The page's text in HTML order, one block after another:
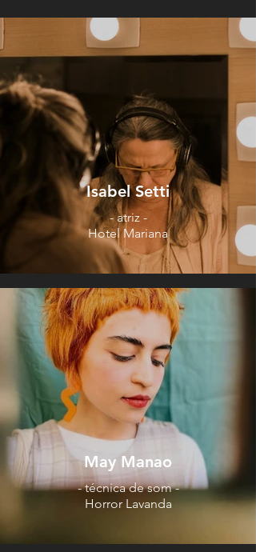
Isabel Setti
- atriz -
Hotel Mariana
May Manao
- técnica de som -
Horror Lavanda